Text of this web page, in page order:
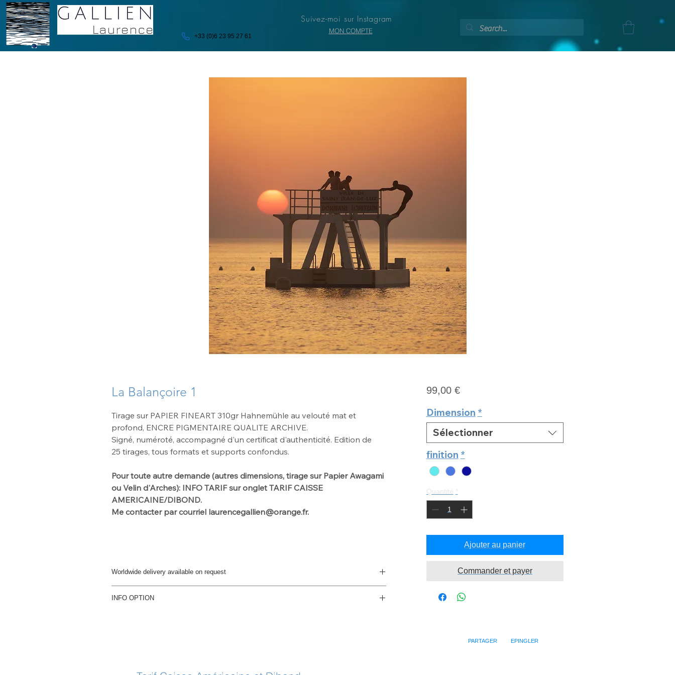
+33 (0)6 23 95 27 61
Suivez-moi sur Instagram
MON COMPTE
La Balançoire 1
Tirage sur PAPIER FINEART 310gr Hahnemühle au velouté mat et
profond, ENCRE PIGMENTAIRE QUALITE ARCHIVE.
Signé, numéroté, accompagné d'un certificat d'authenticité. Edition de
25 tirages, tous formats et supports confondus.
Pour toute autre demande (autres dimensions, tirage sur Papier Awagami
ou Velin d'Arches): INFO TARIF sur onglet TARIF CAISSE
AMERICAINE/DIBOND.
Me contacter par courriel laurencegallien@orange.fr.
Worldwide delivery available on request
INFO OPTION
99,00 €Prix
Dimension *
Sélectionner
finition *
Ajouter au panier
Commander et payer
PARTAGER EPINGLER